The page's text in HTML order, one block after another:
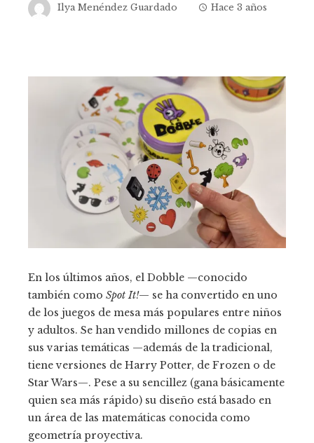
Ilya Menéndez Guardado Hace 3 años
En los últimos años, el Dobble —conocido
también como Spot It!— se ha convertido en uno
de los juegos de mesa más populares entre niños
y adultos. Se han vendido millones de copias en
sus varias temáticas —además de la tradicional,
tiene versiones de Harry Potter, de Frozen o de
Star Wars—. Pese a su sencillez (gana básicamente
quien sea más rápido) su diseño está basado en
un área de las matemáticas conocida como
geometría proyectiva.